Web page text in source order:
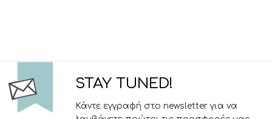
STAY TUNED!
Κάντε εγγραφή στο newsletter για να